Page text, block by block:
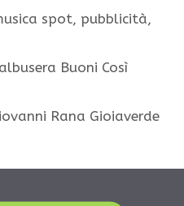
spot, pubblicità,
Buoni Così
Rana Gioiaverde